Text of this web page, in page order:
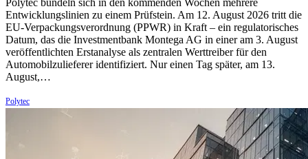
Entwicklungslinien zu einem Prüfstein. Am 12. August 2026 tritt die
EU-Verpackungsverordnung (PPWR) in Kraft – ein regulatorisches
Datum, das die Investmentbank Montega AG in einer am 3. August
veröffentlichten Erstanalyse als zentralen Werttreiber für den
Automobilzulieferer identifiziert. Nur einen Tag später, am 13.
August,…
Polytec